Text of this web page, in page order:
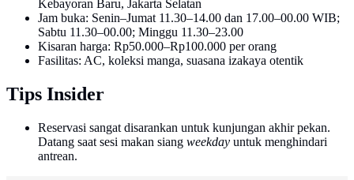
Kebayoran Baru, Jakarta Selatan
Jam buka: Senin–Jumat 11.30–14.00 dan 17.00–00.00 WIB;
Sabtu 11.30–00.00; Minggu 11.30–23.00
Kisaran harga: Rp50.000–Rp100.000 per orang
Fasilitas: AC, koleksi manga, suasana izakaya otentik
Tips Insider
Reservasi sangat disarankan untuk kunjungan akhir pekan.
Datang saat sesi makan siang weekday untuk menghindari
antrean.